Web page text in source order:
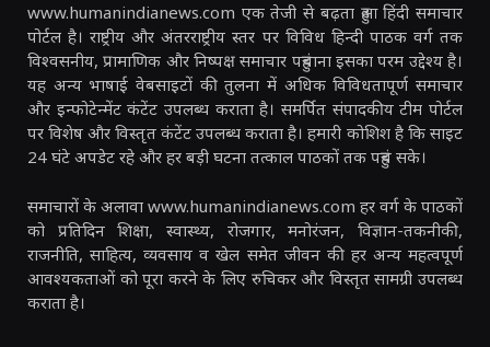
www.humanindianews.com एक तेजी से बढ़ता हुआ हिंदी समाचार
पोर्टल है। राष्ट्रीय और अंतरराष्ट्रीय स्तर पर विविध हिन्दी पाठक वर्ग तक
विश्वसनीय, प्रामाणिक और निष्पक्ष समाचार पहुंचाना इसका परम उद्देश्य है।
यह अन्य भाषाई वेबसाइटों की तुलना में अधिक विविधतापूर्ण समाचार
और इन्फोटेन्मेंट कंटेंट उपलब्ध कराता है। समर्पित संपादकीय टीम पोर्टल
पर विशेष और विस्तृत कंटेंट उपलब्ध कराता है। हमारी कोशिश है कि साइट
24 घंटे अपडेट रहे और हर बड़ी घटना तत्काल पाठकों तक पहुंच सके।
समाचारों के अलावा www.humanindianews.com हर वर्ग के पाठकों
को प्रतिदिन शिक्षा, स्वास्थ्य, रोजगार, मनोरंजन, विज्ञान-तकनीकी,
राजनीति, साहित्य, व्यवसाय व खेल समेत जीवन की हर अन्य महत्वपूर्ण
आवश्यकताओं को पूरा करने के लिए रुचिकर और विस्तृत सामग्री उपलब्ध
कराता है।